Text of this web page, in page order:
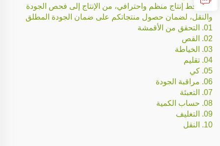
لدينا خط إنتاج منظم واحترافي، من الإنتاج إلى فحص الجودة
والنقل، لضمان حصول منتجاتكم على ضمان الجودة المطلق
01. التحقق من الأقمشة
02. القص
03. الخياطة
04. تقليم
05. كي
06. مراقبة الجودة
07. التعبئة
08. حساب الكمية
09. التغليف
10. النقل